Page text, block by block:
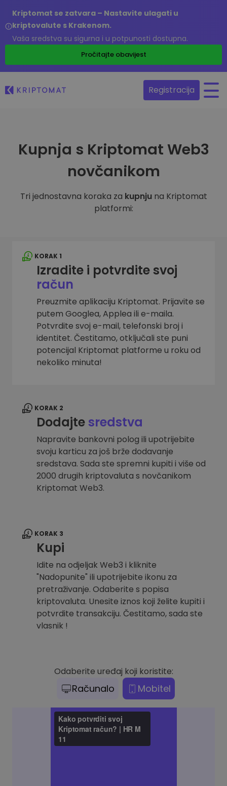
Kriptomat se zatvara – Nastavite ulagati u
kriptovalute s Krakenom.
Vaša sredstva su sigurna i u potpunosti dostupna.
Pročitajte obavijest
Registracija
Kupnja s Kriptomat Web3
novčanikom
Tri jednostavna koraka za kupnju na Kriptomat
platformi:
KORAK 1
Izradite i potvrdite svoj
račun
Preuzmite aplikaciju Kriptomat. Prijavite se
putem Googlea, Applea ili e-maila.
Potvrdite svoj e-mail, telefonski broj i
identitet. Čestitamo, otključali ste puni
potencijal Kriptomat platforme u roku od
nekoliko minuta!
KORAK 2
Dodajtesredstva
Napravite bankovni polog ili upotrijebite
svoju karticu za još brže dodavanje
sredstava. Sada ste spremni kupiti i više od
2000 drugih kriptovaluta s novčanikom
Kriptomat Web3.
KORAK 3
Kupi
Idite na odjeljak Web3 i kliknite
"Nadopunite" ili upotrijebite ikonu za
pretraživanje. Odaberite s popisa
kriptovaluta. Unesite iznos koji želite kupiti i
potvrdite transakciju. Čestitamo, sada ste
vlasnik !
Odaberite uređaj koji koristite:
Računalo Mobitel